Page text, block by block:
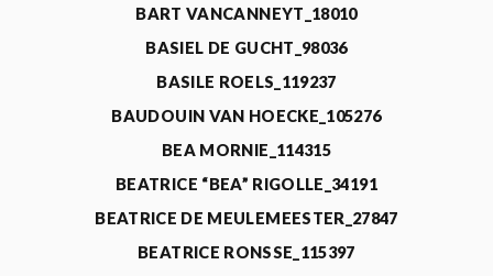
BART VANCANNEYT_18010
BASIEL DE GUCHT_98036
BASILE ROELS_119237
BAUDOUIN VAN HOECKE_105276
BEA MORNIE_114315
BEATRICE “BEA” RIGOLLE_34191
BEATRICE DE MEULEMEESTER_27847
BEATRICE RONSSE_115397